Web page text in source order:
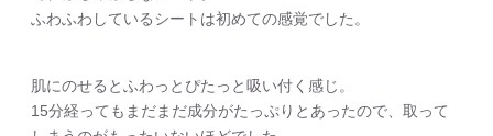
ふわふわしているシートは初めての感覚でした。
肌にのせるとふわっとぴたっと吸い付く感じ。
15分経ってもまだまだ成分がたっぷりとあったので、取って